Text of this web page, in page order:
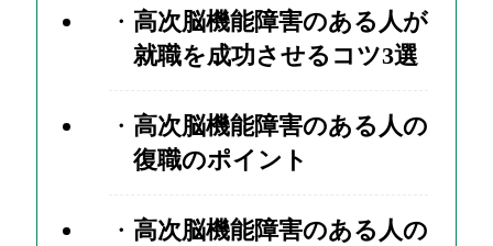
高次脳機能障害のある人が
就職を成功させるコツ3選
高次脳機能障害のある人の
復職のポイント
高次脳機能障害のある人の